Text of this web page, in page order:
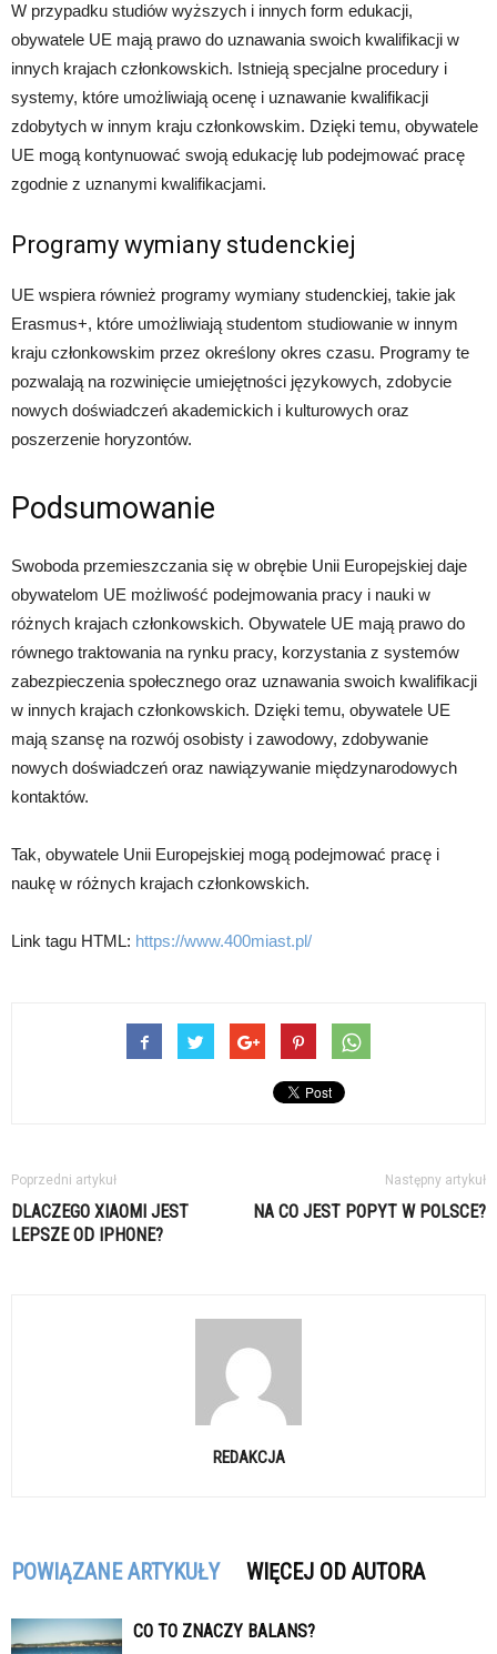
W przypadku studiów wyższych i innych form edukacji,
obywatele UE mają prawo do uznawania swoich kwalifikacji w
innych krajach członkowskich. Istnieją specjalne procedury i
systemy, które umożliwiają ocenę i uznawanie kwalifikacji
zdobytych w innym kraju członkowskim. Dzięki temu, obywatele
UE mogą kontynuować swoją edukację lub podejmować pracę
zgodnie z uznanymi kwalifikacjami.
Programy wymiany studenckiej
UE wspiera również programy wymiany studenckiej, takie jak
Erasmus+, które umożliwiają studentom studiowanie w innym
kraju członkowskim przez określony okres czasu. Programy te
pozwalają na rozwinięcie umiejętności językowych, zdobycie
nowych doświadczeń akademickich i kulturowych oraz
poszerzenie horyzontów.
Podsumowanie
Swoboda przemieszczania się w obrębie Unii Europejskiej daje
obywatelom UE możliwość podejmowania pracy i nauki w
różnych krajach członkowskich. Obywatele UE mają prawo do
równego traktowania na rynku pracy, korzystania z systemów
zabezpieczenia społecznego oraz uznawania swoich kwalifikacji
w innych krajach członkowskich. Dzięki temu, obywatele UE
mają szansę na rozwój osobisty i zawodowy, zdobywanie
nowych doświadczeń oraz nawiązywanie międzynarodowych
kontaktów.
Tak, obywatele Unii Europejskiej mogą podejmować pracę i
naukę w różnych krajach członkowskich.
Link tagu HTML: https://www.400miast.pl/
Poprzedni artykuł
DLACZEGO XIAOMI JEST
LEPSZE OD IPHONE?
Następny artykuł
NA CO JEST POPYT W POLSCE?
REDAKCJA
POWIĄZANE ARTYKUŁY WIĘCEJ OD AUTORA
CO TO ZNACZY BALANS?